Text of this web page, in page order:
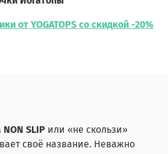
от YOGATOPS со скидкой -20%
NON SLIP или «не скользи»
своё название. Неважно